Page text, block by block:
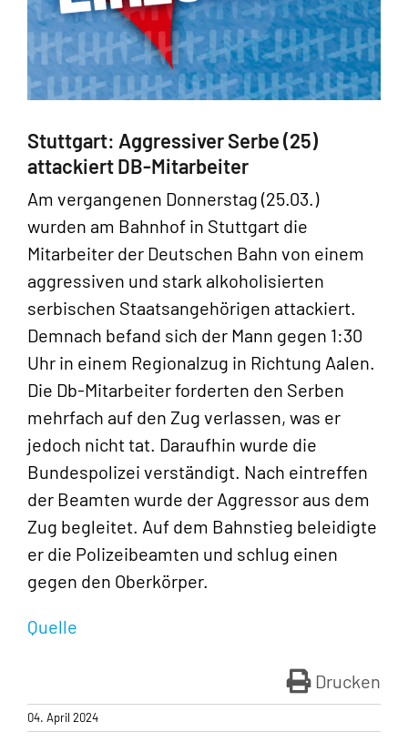
Stuttgart: Aggressiver Serbe (25)
attackiert DB-Mitarbeiter
Am vergangenen Donnerstag (25.03.)
wurden am Bahnhof in Stuttgart die
Mitarbeiter der Deutschen Bahn von einem
aggressiven und stark alkoholisierten
serbischen Staatsangehörigen attackiert.
Demnach befand sich der Mann gegen 1:30
Uhr in einem Regionalzug in Richtung Aalen.
Die Db-Mitarbeiter forderten den Serben
mehrfach auf den Zug verlassen, was er
jedoch nicht tat. Daraufhin wurde die
Bundespolizei verständigt. Nach eintreffen
der Beamten wurde der Aggressor aus dem
Zug begleitet. Auf dem Bahnstieg beleidigte
er die Polizeibeamten und schlug einen
gegen den Oberkörper.
Quelle
Drucken
04. April 2024